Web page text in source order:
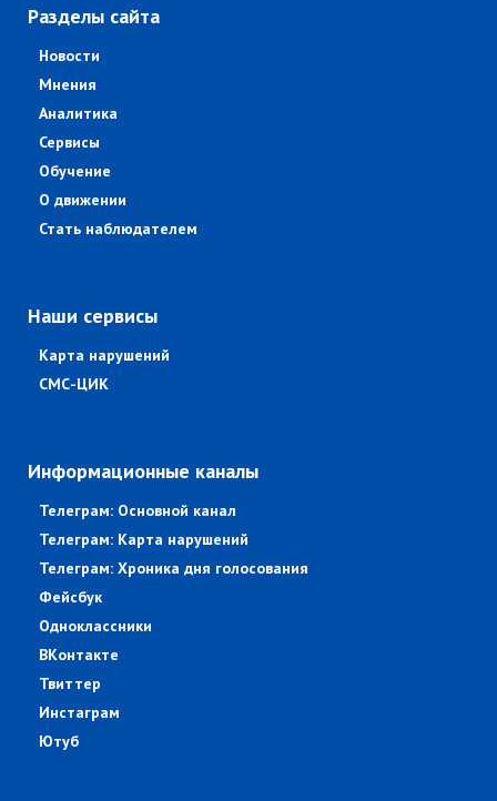
Разделы сайта
Новости
Мнения
Аналитика
Сервисы
Обучение
О движении
Стать наблюдателем
Наши сервисы
Карта нарушений
СМС-ЦИК
Информационные каналы
Телеграм: Основной канал
Телеграм: Карта нарушений
Телеграм: Хроника дня голосования
Фейсбук
Одноклассники
ВКонтакте
Твиттер
Инстаграм
Ютуб